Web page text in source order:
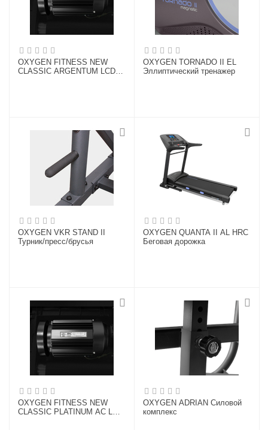
OXYGEN FITNESS NEW
CLASSIC ARGENTUM LCD
OXYGEN TORNADO II EL
Эллиптический тренажер
OXYGEN VKR STAND II
Турник/пресс/брусья
OXYGEN QUANTA II AL HRC
Беговая дорожка
OXYGEN FITNESS NEW
CLASSIC PLATINUM AC LED
OXYGEN ADRIAN Силовой
комплекс